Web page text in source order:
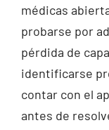
médicas
probarse por
pérdida de
identificarse
contar con el
antes de